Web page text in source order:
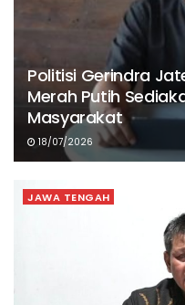
Politisi Gerindra
Merah Putih
Masyarakat
18/07/2026
JAWA TENGAH